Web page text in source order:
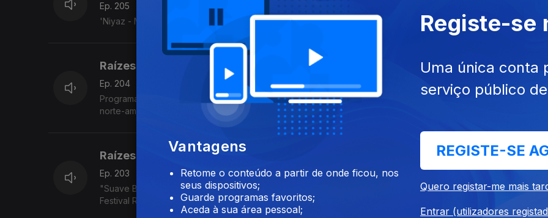
Ep. 205
'Niyaz - Misticismo moderno' (Irão/Paquistão/Afeganistão - Golfo Pérsico) - Rudolstadt, 5.7.2025
Raízes
Ep. 204
Programa Acervo Origens, da autoria do violeiro e investigador Cacai Nunes: o violão de Baden Powell com o baterista
norte-americano Jimmy Pratt, as emboladas de Alceu Valença, ...
Raízes
Ep. 203
17 dez. 2025
"Suave Bruta - Eda Diaz - Toque francês, estilo colombiano" Contrabaixista e cantora. (França / Colômbia).
Festival Rudolstadt. 5.7.2025
Vantagens
Retome o conteúdo a partir de onde ficou, nos
seus dispositivos;
Guarde programas favoritos;
Aceda à sua área pessoal;
Registe-se
Uma única conta
serviço público
REGISTE-SE
Quero registar-me mais
Entrar (utilizadores